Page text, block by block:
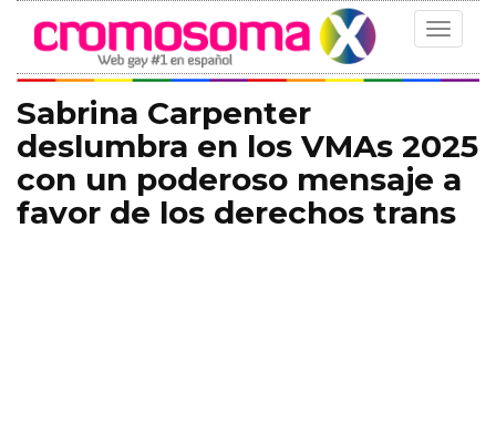
Toggle
Sabrina Carpenter
deslumbra en los VMAs 2025
con un poderoso mensaje a
favor de los derechos trans